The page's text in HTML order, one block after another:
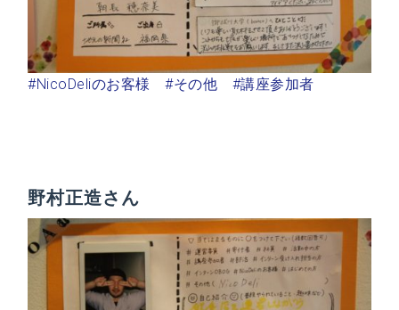
#NicoDeliのお客様 #その他 #講座参加者
野村正造さん